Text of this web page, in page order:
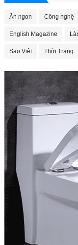
Ăn ngon Công nghệ
English Magazine
Sao Việt Thời Trang